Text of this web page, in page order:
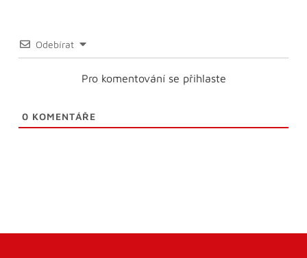
Odebírat
Pro komentování se přihlaste
0 KOMENTÁŘE